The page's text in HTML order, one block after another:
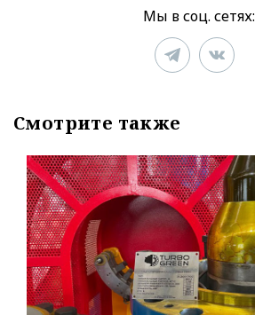
Мы в соц. сетях:
Смотрите также